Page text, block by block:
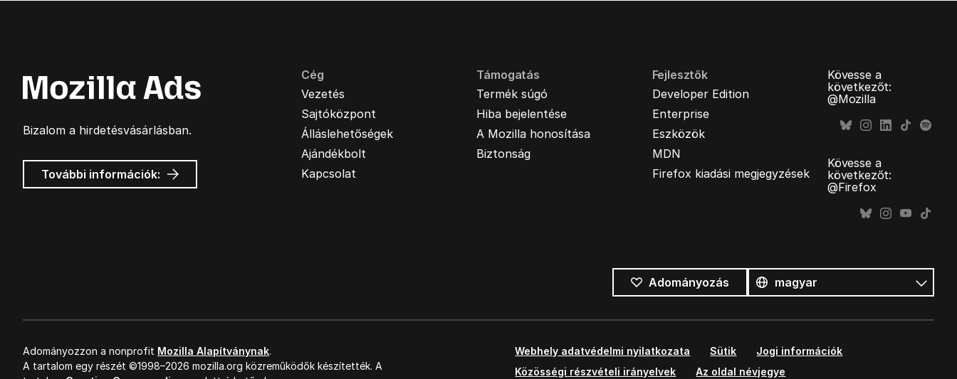
Bizalom a hirdetésvásárlásban.
További információk: Mozilla
hirdetések
Cég
Vezetés
Sajtóközpont
Álláslehetőségek
Ajándékbolt
Kapcsolat
Támogatás
Termék súgó
Hiba bejelentése
A Mozilla honosítása
Biztonság
Fejlesztők
Developer Edition
Enterprise
Eszközök
MDN
Firefox kiadási megjegyzések
Kövesse a
következőt:
@Mozilla
Kövesse a
következőt:
@Firefox
Adományozás
nyelv
Nyelv
Adományozzon a nonprofit Mozilla Alapítványnak.
A tartalom egy részét ©1998–2026 mozilla.org közreműködők készítették. A
Webhely adatvédelmi nyilatkozata Sütik
Jogi információk
Közösségi részvételi irányelvek
Az oldal névjegye